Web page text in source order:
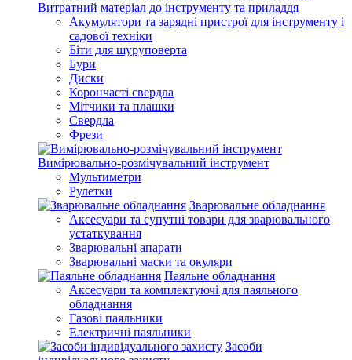
Витратний матеріал до інструменту та приладдя
Акумулятори та зарядні пристрої для інструменту і
садової техніки
Біти для шуруповерта
Бури
Диски
Корончасті свердла
Мітчики та плашки
Свердла
Фрези
Вимірювально-розмічувальний інструмент
Мультиметри
Рулетки
Зварювальне обладнання
Аксесуари та супутні товари для зварювального
устаткування
Зварювальні апарати
Зварювальні маски та окуляри
Паяльне обладнання
Аксесуари та комплектуючі для паяльного
обладнання
Газові паяльники
Електричні паяльники
Засоби